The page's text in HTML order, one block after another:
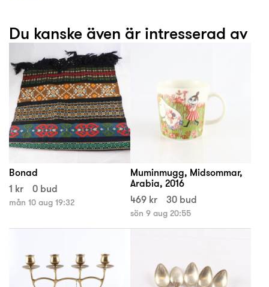
Du kanske även är intresserad av
Bonad
1 kr
0 bud
mån 10 aug 19:32
Muminmugg, Midsommar,
Arabia, 2016
469 kr
30 bud
sön 9 aug 20:55